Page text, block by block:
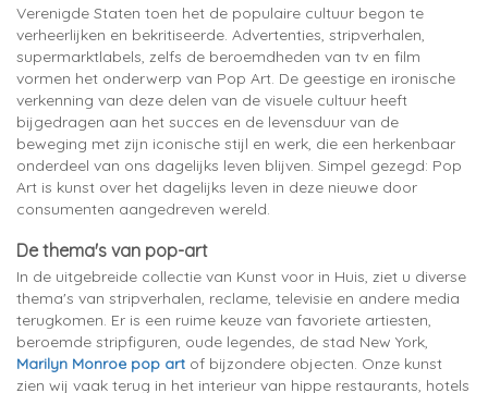
Verenigde Staten toen het de populaire cultuur begon te
verheerlijken en bekritiseerde. Advertenties, stripverhalen,
supermarktlabels, zelfs de beroemdheden van tv en film
vormen het onderwerp van Pop Art. De geestige en ironische
verkenning van deze delen van de visuele cultuur heeft
bijgedragen aan het succes en de levensduur van de
beweging met zijn iconische stijl en werk, die een herkenbaar
onderdeel van ons dagelijks leven blijven. Simpel gezegd: Pop
Art is kunst over het dagelijks leven in deze nieuwe door
consumenten aangedreven wereld.
De thema's van pop-art
In de uitgebreide collectie van Kunst voor in Huis, ziet u diverse
thema's van stripverhalen, reclame, televisie en andere media
terugkomen. Er is een ruime keuze van favoriete artiesten,
beroemde stripfiguren, oude legendes, de stad New York,
Marilyn Monroe pop art of bijzondere objecten. Onze kunst
zien wij vaak terug in het interieur van hippe restaurants, hotels